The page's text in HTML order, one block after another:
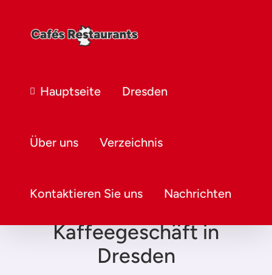
Hauptseite Dresden
Über uns Verzeichnis
Kontaktieren Sie uns Nachrichten
Kaffeegeschäft in
Dresden